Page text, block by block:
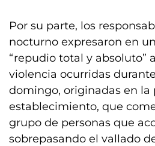
Por su parte, los
nocturno expresaron en
“repudio total y absoluto”
violencia ocurridas
domingo, originadas en la
establecimiento, que
grupo de personas que
sobrepasando el vallado